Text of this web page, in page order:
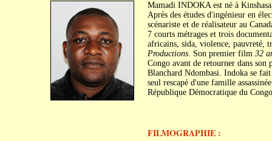
Mamadi INDOKA est né à
Après des études d'ingénieur en
scénariste et de réalisateur au
7 courts métrages et trois
africains, sida, violence, pauvreté,
Productions. Son premier film 32
Congo avant de retourner dans
Blanchard Ndombasi. Indoka se
seul rescapé d'une famille
République Démocratique du
FILMOGRAPHIE :